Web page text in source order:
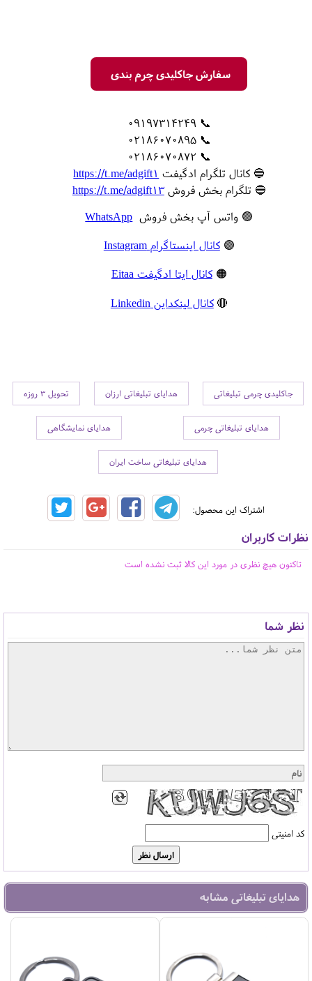
سفارش جاکلیدی چرم بندی
📞 09197314249
📞 02186070895
📞 02186070872
🔵 کانال تلگرام ادگیفت https://t.me/adgift1
🔵 تلگرام بخش فروشhttps://t.me/adgift13
🟢 واتس آپ بخش فروش WhatsApp
🟣کانال اینستاگرام Instagram
🟠کانال ایتا ادگیفت Eitaa
🔴 کانال لینکداین Linkedin
جاکلیدی چرمی تبلیغاتی هدایای تبلیغاتی ارزان تحویل 3 روزه
هدایای تبلیغاتی چرمی هدایای نمایشگاهی
هدایای تبلیغاتی ساخت ایران
اشتراک این محصول:
نظرات کاربران
تاکنون هیچ نظری در مورد این کالا ثبت نشده است
نظر شما
کد امنیتی
هدایای تبلیغاتی مشابه